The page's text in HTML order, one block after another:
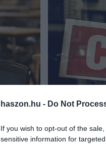
haszon.hu - Do Not
If you wish to opt-out of the
sensitive information for
PIACOK